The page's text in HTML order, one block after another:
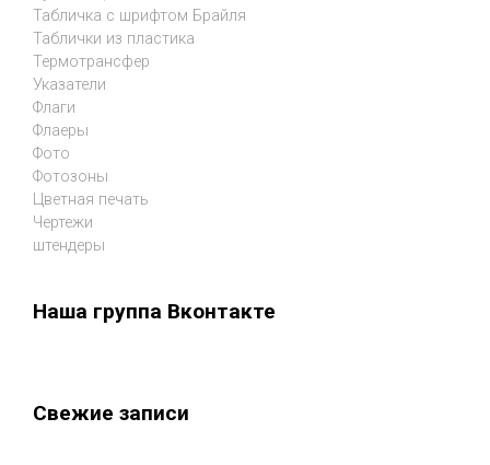
Табличка с шрифтом Брайля
Таблички из пластика
Термотрансфер
Указатели
Флаги
Флаеры
Фото
Фотозоны
Цветная печать
Чертежи
штендеры
Наша группа Вконтакте
Свежие записи